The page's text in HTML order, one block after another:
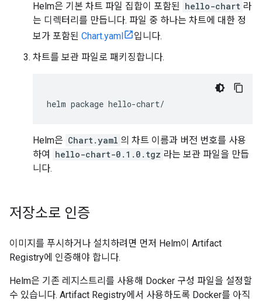
Helm은 기본 차트 파일 집합이 포함된 hello-chart 라
는 디렉터리를 만듭니다. 파일 중 하나는 차트에 대한 정
보가 포함된 Chart.yaml
입니다.
차트를 보관 파일로 패키징합니다.
helm package
Helm은 Chart.yaml 의 차트 이름과 버전 번호를 사용
하여
hello-chart-0.1.0.tgz 라는 보관 파일을 만듭
니다.
저장소로 인증
이미지를 푸시하거나 설치하려면 먼저 Helm이 Artifact
Registry에 인증해야 합니다.
Helm은 기존 레지스트리를 사용해 Docker 구성 파일을 설정할
수 있습니다. Artifact Registry에서 사용하도록 Docker를 아직